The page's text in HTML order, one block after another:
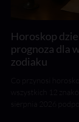
Horoskop
prognoza dla
zodiaku